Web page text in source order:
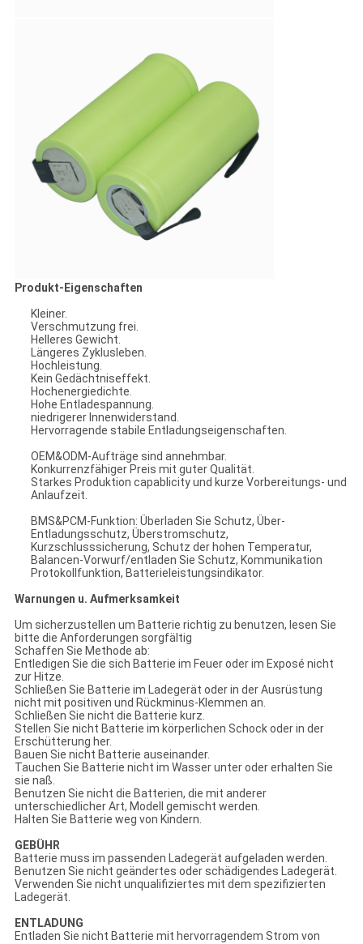
Produkt-Eigenschaften
Kleiner.
Verschmutzung frei.
Helleres Gewicht.
Längeres Zyklusleben.
Hochleistung.
Kein Gedächtniseffekt.
Hochenergiedichte.
Hohe Entladespannung.
niedrigerer Innenwiderstand.
Hervorragende stabile Entladungseigenschaften.
OEM&ODM-Aufträge sind annehmbar.
Konkurrenzfähiger Preis mit guter Qualität.
Starkes Produktion capablicity und kurze Vorbereitungs- und
Anlaufzeit.
BMS&PCM-Funktion: Überladen Sie Schutz, Über-
Entladungsschutz, Überstromschutz,
Kurzschlusssicherung, Schutz der hohen Temperatur,
Balancen-Vorwurf/entladen Sie Schutz, Kommunikation
Protokollfunktion, Batterieleistungsindikator.
Warnungen u. Aufmerksamkeit
Um sicherzustellen um Batterie richtig zu benutzen, lesen Sie
bitte die Anforderungen sorgfältig
Schaffen Sie Methode ab:
Entledigen Sie die sich Batterie im Feuer oder im Exposé nicht
zur Hitze.
Schließen Sie Batterie im Ladegerät oder in der Ausrüstung
nicht mit positiven und Rückminus-Klemmen an.
Schließen Sie nicht die Batterie kurz.
Stellen Sie nicht Batterie im körperlichen Schock oder in der
Erschütterung her.
Bauen Sie nicht Batterie auseinander.
Tauchen Sie Batterie nicht im Wasser unter oder erhalten Sie
sie naß.
Benutzen Sie nicht die Batterien, die mit anderer
unterschiedlicher Art, Modell gemischt werden.
Halten Sie Batterie weg von Kindern.
GEBÜHR
Batterie muss im passenden Ladegerät aufgeladen werden.
Benutzen Sie nicht geändertes oder schädigendes Ladegerät.
Verwenden Sie nicht unqualifiziertes mit dem spezifizierten
Ladegerät.
ENTLADUNG
Entladen Sie nicht Batterie mit hervorragendem Strom von